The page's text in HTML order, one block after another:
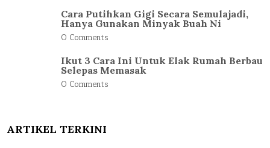
Cara Putihkan Gigi Secara Semulajadi,
Hanya Gunakan Minyak Buah Ni
0 Comments
Ikut 3 Cara Ini Untuk Elak Rumah Berbau
Selepas Memasak
0 Comments
ARTIKEL TERKINI